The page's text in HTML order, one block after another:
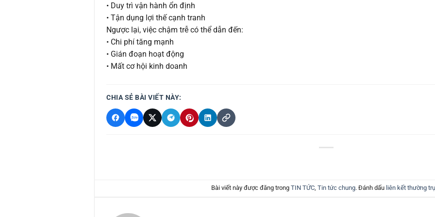
• Duy trì vận hành ổn định
• Tận dụng lợi thế cạnh tranh
Ngược lại, việc chậm trễ có thể dẫn đến:
• Chi phí tăng mạnh
• Gián đoạn hoạt động
• Mất cơ hội kinh doanh
CHIA SẺ BÀI VIẾT NÀY:
Bài viết này được đăng trongTIN TỨC,Tin tức chung. Đánh dấu liên kết thường